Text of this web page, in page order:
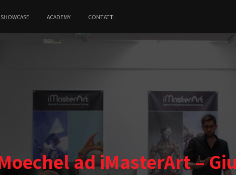
SHOWCASE ACADEMY CONTATTI
ad iMasterArt –